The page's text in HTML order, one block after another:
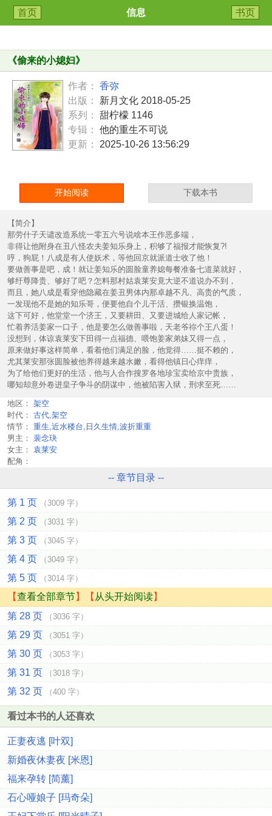
首页 信息 书页
《偷来的小媳妇》
作者：
香弥
出版：
新月文化 2018-05-25
系列：
甜柠檬 1146
专辑：
他的重生不可说
更新：
2025-10-26 13:56:29
开始阅读 下载本书
【简介】
那劳什子天谴改造系统一零五六号说啥本王作恶多端，
非得让他附身在丑八怪农夫姜知乐身上，积够了福报才能恢复?!
哼，狗屁！八成是有人使妖术，等他回京就派道士收了他！
要做善事是吧，成！就让姜知乐的圆脸童养媳每餐准备七道菜就好，
够纡尊降贵、够好了吧？怎料那村姑袁莱安竟大逆不道说办不到，
而且，她八成是看穿他隐藏在姜丑男体内那卓越不凡、高贵的气质，
一发现他不是她的知乐哥，便要他自个儿干活、攒银换温饱，
这下可好，他堂堂一个济王，又要耕田、又要进城给人家记帐，
忙着养活姜家一口子，他是要怎么做善事啦，天老爷祢个王八蛋！
没想到，体谅袁莱安下田得一点福德、喂饱姜家弟妹又得一点，
原来做好事这样简单，看着他们满足的脸，他觉得……挺不赖的，
尤其莱安那张圆脸被他养得越来越水嫩，看得他镇日心痒痒，
为了给他们更好的生活，他与人合作搜罗各地珍宝卖给京中贵族，
哪知却意外卷进皇子争斗的阴谋中，他被陷害入狱，刑求至死……
地区： 架空
时代： 古代,架空
情节： 重生,近水楼台,日久生情,波折重重
男主：
裴念玦
女主： 袁莱安
配角：
-- 章节目录 --
第 1 页 （3009 字）
第 2 页 （3031 字）
第 3 页 （3045 字）
第 4 页 （3049 字）
第 5 页 （3014 字）
【查看全部章节】【 从头开始阅读】
第 28 页
（3036 字）
第 29 页 （3051 字）
第 30 页 （3053 字）
第 31 页 （3018 字）
第 32 页 （400 字）
看过本书的人还喜欢
正妻夜逃 [叶双]
新婚夜休妻夜 [米恩]
福来孕转 [简薰]
石心哑娘子 [玛奇朵]